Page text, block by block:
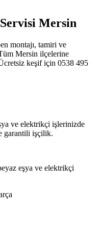
Servisi Mersin
montajı, tamiri ve
Mersin ilçelerine
keşif için 0538 495
ve elektrikçi işlerinizde
garantili işçilik.
eşya ve elektrikçi